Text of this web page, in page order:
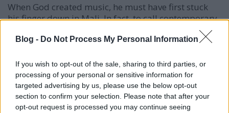
Blog - Do Not Process My Personal Information
If you wish to opt-out of the sale, sharing to third parties, or
processing of your personal or sensitive information for
targeted advertising by us, please use the below opt-out
section to confirm your selection. Please note that after your
opt-out request is processed you may continue seeing
When God created music, he must have first stuck
his finger down in Mali. In fact, to call contemporary
Malian music world music is a bit odd, as the music
that is born there today might have easily been
same form and with the same contents. We are…